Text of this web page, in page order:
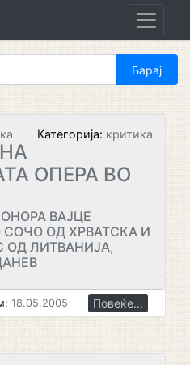
Категорија: критика
ОПЕРА ВО
ВАЈЦЕ
ОД ХРВАТСКА И
ОД ЛИТВАНИЈА,
18.05.2005 Повеќе...